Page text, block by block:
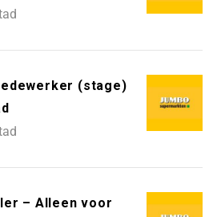
(stage)
– Alleen voor